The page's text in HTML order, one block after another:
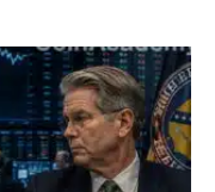
sans prévenir la